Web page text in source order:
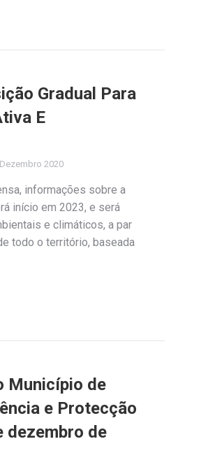
Gradual Para
E
2020
informações sobre a
início em 2023, e será
e climáticos, a par
todo o território, baseada
Município de
e Protecção
dezembro de